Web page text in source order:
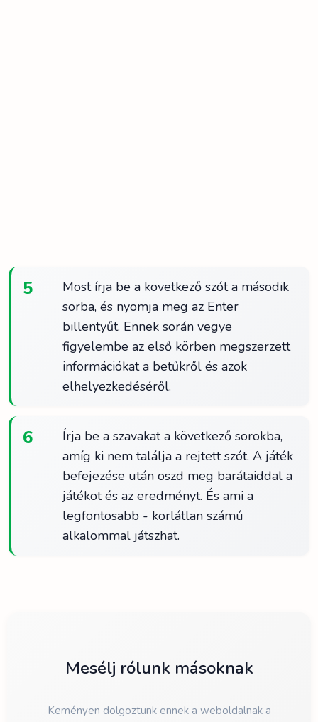
5
Most írja be a következő szót a második
sorba, és nyomja meg az Enter
billentyűt. Ennek során vegye
figyelembe az első körben megszerzett
információkat a betűkről és azok
elhelyezkedéséről.
6
Írja be a szavakat a következő sorokba,
amíg ki nem találja a rejtett szót. A játék
befejezése után oszd meg barátaiddal a
játékot és az eredményt. És ami a
legfontosabb - korlátlan számú
alkalommal játszhat.
Mesélj rólunk másoknak
Keményen dolgoztunk ennek a weboldalnak a